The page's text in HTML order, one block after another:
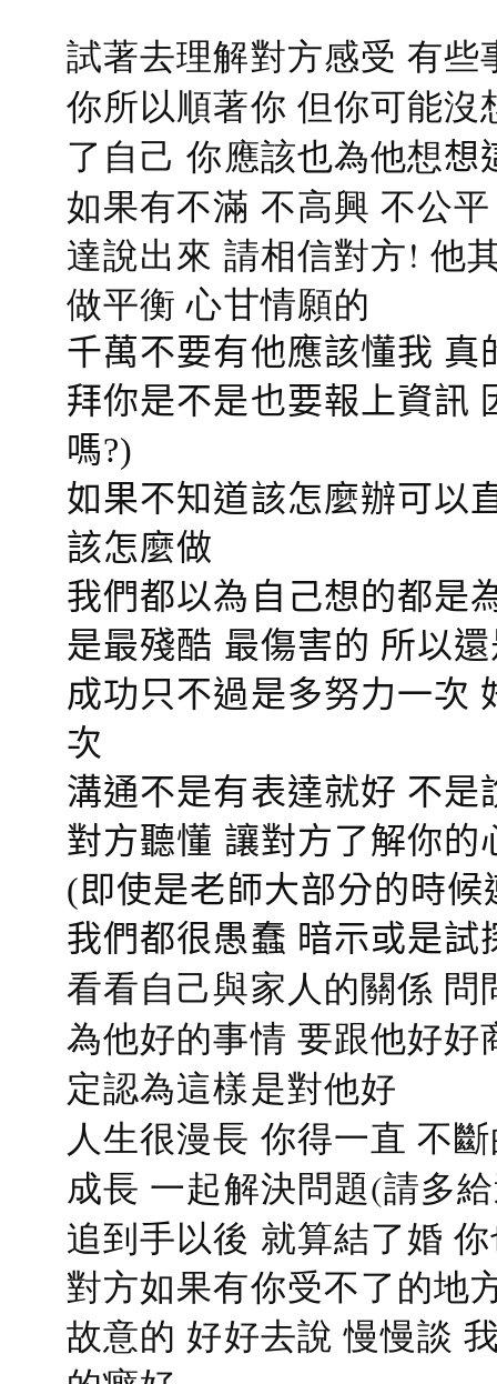
試著去理解對方感受 有
你所以順著你 但你可能
了自己 你應該也為他想想
如果有不滿 不高興 不公
達說出來 請相信對方! 他
做平衡 心甘情願的
千萬不要有他應該懂我
拜你是不是也要報上資訊
嗎?)
如果不知道該怎麼辦可以
該怎麼做
我們都以為自己想的都是
是最殘酷 最傷害的 所以
成功只不過是多努力一次
次
溝通不是有表達就好 不
對方聽懂 讓對方了解你
(即使是老師大部分的時候
我們都很愚蠢 暗示或是
看看自己與家人的關係
為他好的事情 要跟他好
定認為這樣是對他好
人生很漫長 你得一直 不
成長 一起解決問題(請多
追到手以後 就算結了婚
對方如果有你受不了的地
故意的 好好去說 慢慢談